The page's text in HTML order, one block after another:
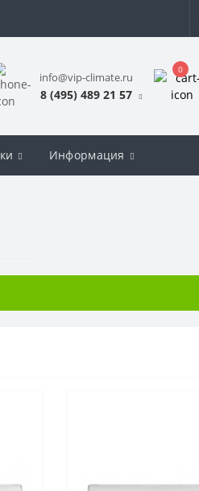
info@vip-climate.ru
8 (495) 489 21 57
0
Информация